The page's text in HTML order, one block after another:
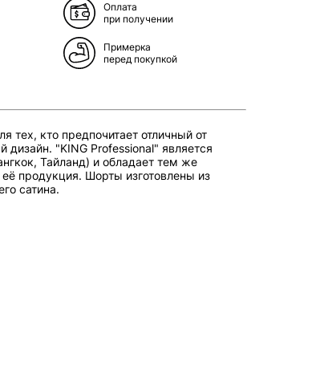
Оплата
при получении
Примерка
перед покупкой
тех, кто предпочитает отличный от
дизайн. "KING Professional" является
Тайланд) и обладает тем же
продукция. Шорты изготовлены из
сатина.